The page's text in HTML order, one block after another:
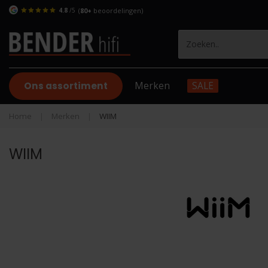
4.8 /5 (80+ beoordelingen)
Ons assortiment Merken SALE
Home Merken WIIM
WIIM